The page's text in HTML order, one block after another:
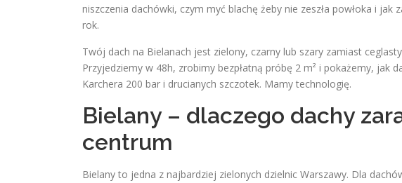
niszczenia dachówki, czym myć blachę żeby nie zeszła powłoka i jak
rok.
Twój dach na Bielanach jest zielony, czarny lub szary zamiast
Przyjedziemy w 48h, zrobimy bezpłatną próbę 2 m² i pokażemy, jak
Karchera 200 bar i drucianych szczotek. Mamy technologię.
Bielany – dlaczego dachy
centrum
Bielany to jedna z najbardziej zielonych dzielnic Warszawy. Dla